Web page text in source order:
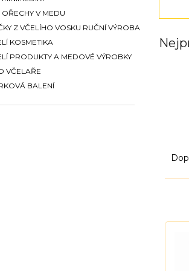
OŘECHY V MEDU
Z VČELÍHO VOSKU RUČNÍ VÝROBA
KOSMETIKA
PRODUKTY A MEDOVÉ VÝROBKY
VČELAŘE
BALENÍ
e
p
V